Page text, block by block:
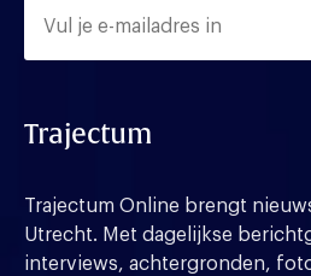
Trajectum
Trajectum Online brengt
Utrecht. Met dagelijkse
interviews, achtergronden,